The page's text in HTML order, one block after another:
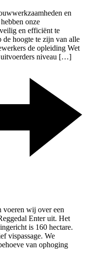
en
onze
en efficiënt te
de hoogte te zijn van alle
de opleiding Wet
uitvoerders niveau […]
voeren wij over een
Enter uit. Het
is 160 hectare.
vispassage. We
van ophoging